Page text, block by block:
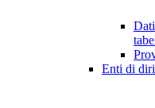
Enti di